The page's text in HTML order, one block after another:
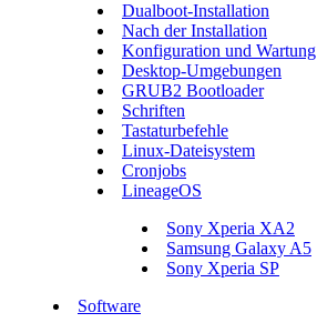
Dualboot-Installation
Nach der Installation
Konfiguration und Wartung
Desktop-Umgebungen
GRUB2 Bootloader
Schriften
Tastaturbefehle
Linux-Dateisystem
Cronjobs
LineageOS
Sony Xperia XA2
Samsung Galaxy A5
Sony Xperia SP
Software